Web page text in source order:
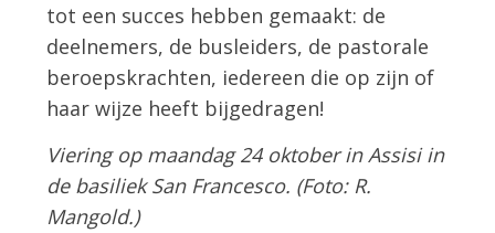
tot een succes hebben gemaakt: de
deelnemers, de busleiders, de pastorale
beroepskrachten, iedereen die op zijn of
haar wijze heeft bijgedragen!
Viering op maandag 24 oktober in Assisi in
de basiliek San Francesco. (Foto: R.
Mangold.)